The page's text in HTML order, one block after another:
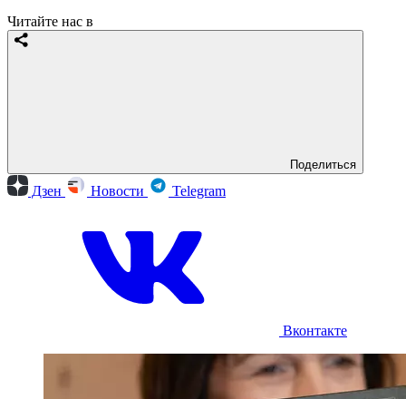
Читайте нас в
Поделиться
Дзен Новости Telegram
Вконтакте